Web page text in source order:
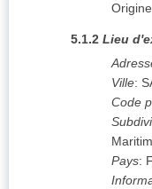
5.1.2 Lieu
Ville:
Code
Pays: